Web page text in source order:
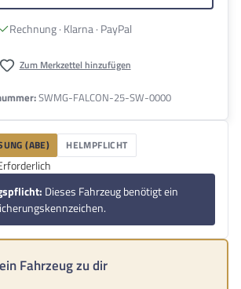
Rechnung · Klarna · PayPal
Zum Merkzettel hinzufügen
SWMG-FALCON-25-SW-0000
(ABE) HELMPFLICHT
Dieses Fahrzeug benötigt ein
Fahrzeug zu dir